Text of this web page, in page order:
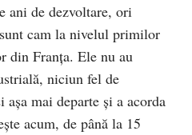
ani de dezvoltare, ori
cam la nivelul primilor
din Franţa. Ele nu au
niciun fel de
aşa mai departe şi a acorda
acum, de până la 15